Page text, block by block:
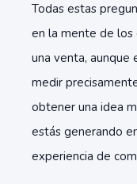
Todas estas
en la mente de los
una venta,
medir
obtener una idea
estás generando
experiencia de